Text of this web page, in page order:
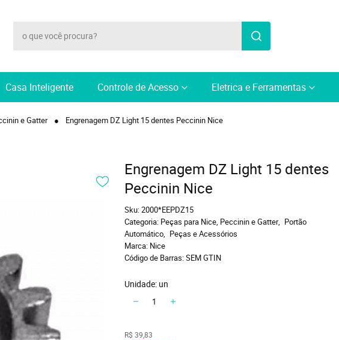
Casa Inteligente Controle de Acesso Eletrica e Ferramentas
e Gatter Engrenagem DZ Light 15 dentes Peccinin Nice
Engrenagem DZ Light 15 dentes
Peccinin Nice
Sku:2000*EEPDZ15
Categoria: Peças para Nice, Peccinin e Gatter
Portão
Automático
Peças e Acessórios
Marca: Nice
Código de Barras:SEM GTIN
Unidade: un
R$ 39,83